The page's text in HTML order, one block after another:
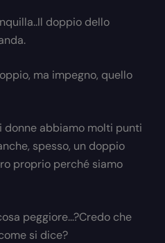
doppio dello
ma impegno, quello
donne abbiamo molti punti
spesso, un doppio
proprio perché siamo
peggiore...?Credo che
si dice?